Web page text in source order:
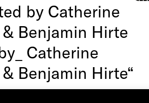
by Catherine
Benjamin Hirte
Catherine
Benjamin Hirte“